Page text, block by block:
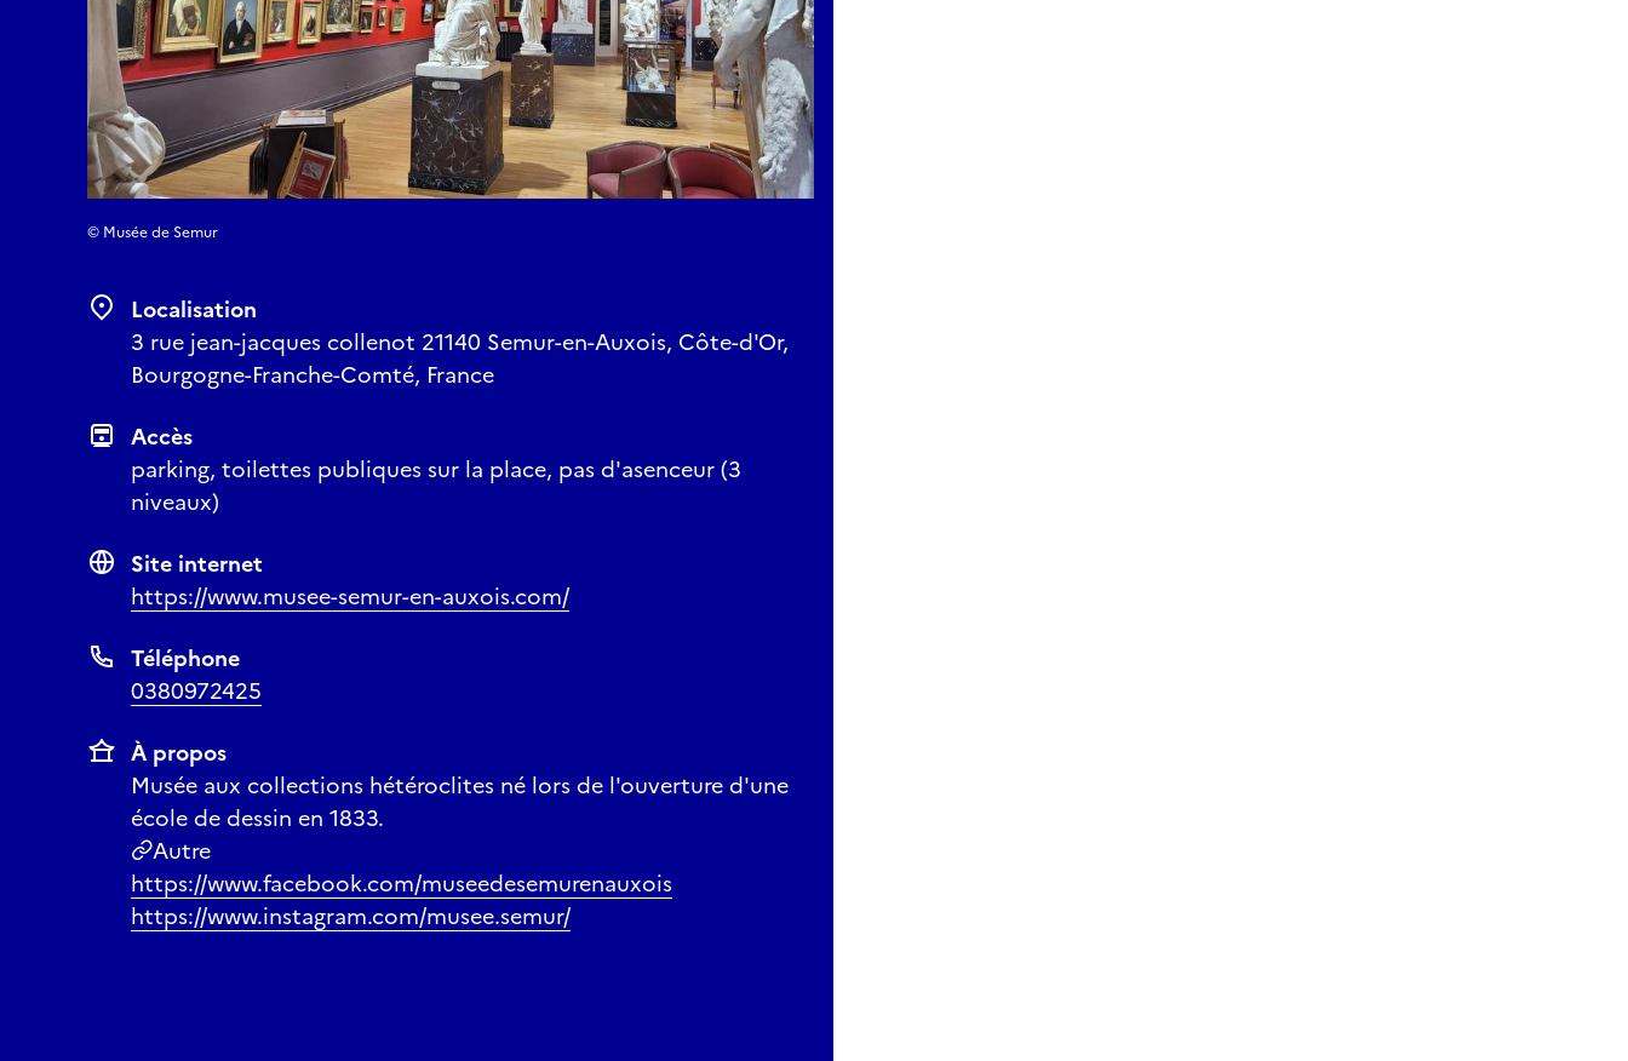
© Musée de Semur
Localisation
3 rue jean-jacques collenot 21140 Semur-en-Auxois, Côte-d'Or,
Bourgogne-Franche-Comté, France
Accès
parking, toilettes publiques sur la place, pas d'asenceur (3
niveaux)
Site internet
https://www.musee-semur-en-auxois.com/
Téléphone
0380972425
À propos
Musée aux collections hétéroclites né lors de l'ouverture d'une
école de dessin en 1833.
Autre
https://www.facebook.com/museedesemurenauxois
https://www.instagram.com/musee.semur/